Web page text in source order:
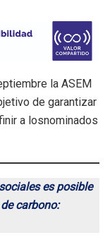
la ASEM
de garantizar
a losnominados
es posible
carbono: